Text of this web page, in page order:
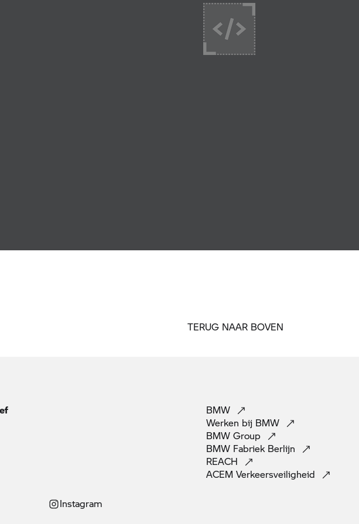
TERUG NAAR BOVEN
Instagram
BMW
Werken bij BMW
BMW Group
BMW Fabriek Berlijn
REACH
ACEM Verkeersveiligheid